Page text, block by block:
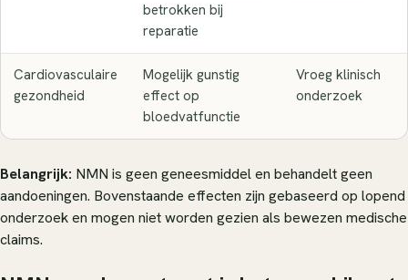
betrokken bij
reparatie
Cardiovasculaire
gezondheid
Mogelijk gunstig
effect op
bloedvatfunctie
Vroeg klinisch
onderzoek
Belangrijk: NMN is geen geneesmiddel en behandelt geen
aandoeningen. Bovenstaande effecten zijn gebaseerd op lopend
onderzoek en mogen niet worden gezien als bewezen medische
claims.